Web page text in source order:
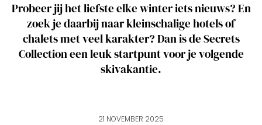
Probeer jij het liefste elke winter iets nieuws? En
zoek je daarbij naar kleinschalige hotels of
chalets met veel karakter? Dan is de Secrets
Collection een leuk startpunt voor je volgende
skivakantie.
21 NOVEMBER 2025